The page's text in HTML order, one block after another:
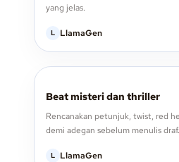
yang jelas.
L LlamaGen
Beat misteri dan thriller
Rencanakan petunjuk, twist, red
demi adegan sebelum menulis draf.
L LlamaGen